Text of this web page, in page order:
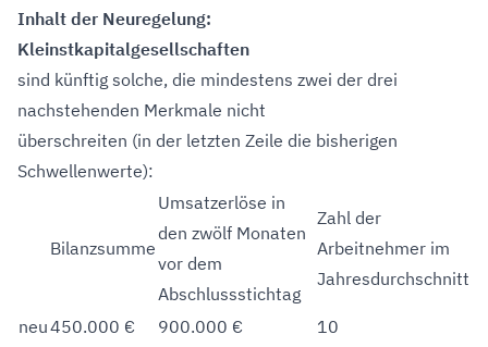
Inhalt der Neuregelung:
Kleinstkapitalgesellschaften
sind künftig solche, die mindestens zwei der drei
nachstehenden Merkmale nicht
überschreiten (in der letzten Zeile die bisherigen
Schwellenwerte):
Bilanzsumme
Umsatzerlöse in
den zwölf Monaten
vor dem
Abschlussstichtag
Zahl der
Arbeitnehmer im
Jahresdurchschnitt
neu450.000 € 900.000 €
10